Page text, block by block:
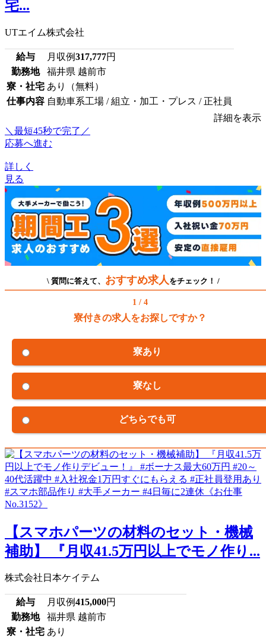
宅...
UTエイム株式会社
給与 月収例317,777円
勤務地
福井県 越前市
寮・社宅 あり（無料）
仕事内容 自動車系工場 / 組立・加工・プレス / 正社員
詳細を表示
＼最短45秒で完了／
応募へ進む
詳しく
見る
\ 質問に答えて、 おすすめ求人 をチェック！ /
1 / 4
寮付きの求人をお探しですか？
寮あり
寮なし
どちらでも可
【スマホパーツの材料のセット・機械
補助】 『月収41.5万円以上でモノ作り...
株式会社日本ケイテム
給与 月収例415,000円
勤務地
福井県 越前市
寮・社宅 あり